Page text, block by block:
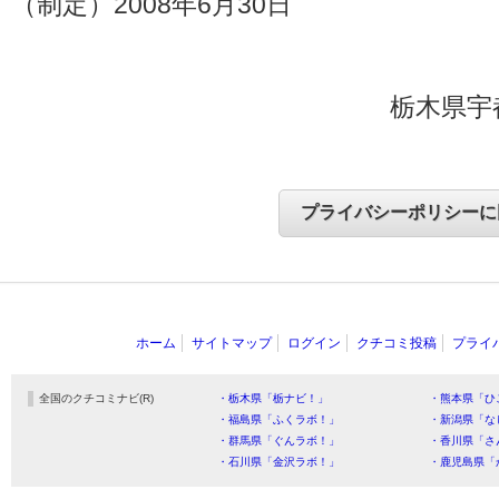
栃木県
ホーム サイトマップ ログイン クチコミ投稿 プライ
全国のクチコミナビ(R) ・栃木県「栃ナビ！」
・熊本県「
・福島県「ふくラボ！」
・新潟県「
・群馬県「ぐんラボ！」
・香川県「
・石川県「金沢ラボ！」
・鹿児島県